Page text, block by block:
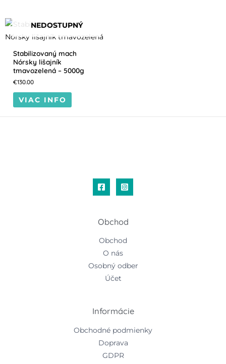
NEDOSTUPNÝ
Stabilizovaný mach
Nórsky lišajník
tmavozelená – 5000g
€130.00
VIAC INFO
Obchod
Obchod
O nás
Osobný odber
Účet
Informácie
Obchodné podmienky
Doprava
GDPR